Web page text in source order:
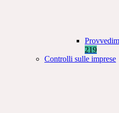
219
Controlli sulle imprese